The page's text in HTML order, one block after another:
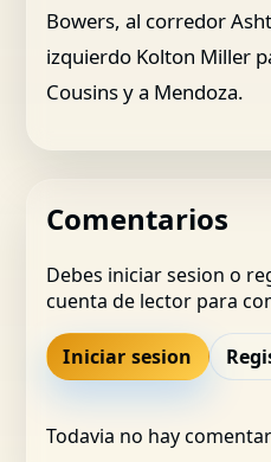
Bowers, al corredor
izquierdo Kolton Miller
Cousins y a Mendoza.
Comentarios
Debes iniciar sesion o
cuenta de lector para
Iniciar sesion
Todavia no hay